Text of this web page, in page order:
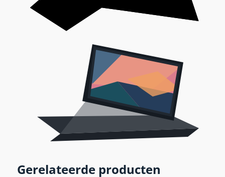
Gerelateerde producten